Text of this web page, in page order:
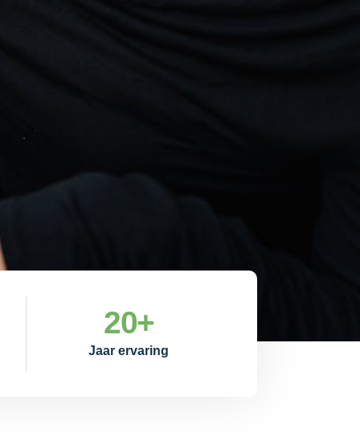
Jaar ervaring
20+